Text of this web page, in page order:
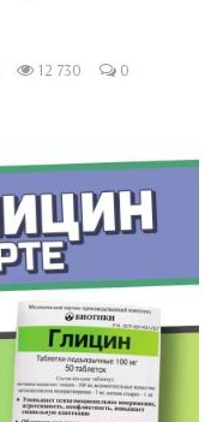
12 730 0